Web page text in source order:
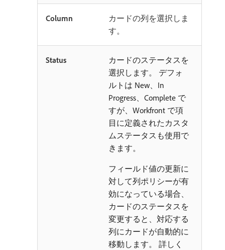
Column
カードの列を選択しま
す。
Status
カードのステータスを
選択します。 デフォ
ルトは New、In
Progress、Complete で
すが、Workfront で項
目に定義されたカスタ
ムステータスも使用で
きます。
フィールド値の更新に
対して列ポリシーが有
効になっている場合、
カードのステータスを
変更すると、対応する
列にカードが自動的に
移動します。 詳しく